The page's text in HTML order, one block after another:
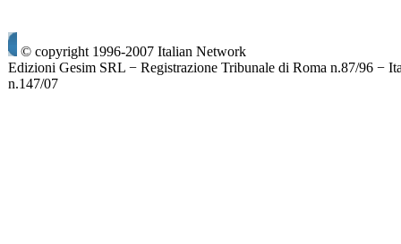
© copyright 1996-2007 Italian Network
Edizioni Gesim SRL − Registrazione Tribunale di Roma n.87/96 −
n.147/07